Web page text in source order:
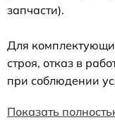
запчасти).
Для
строя, отказ в
при соблюдении
Показать